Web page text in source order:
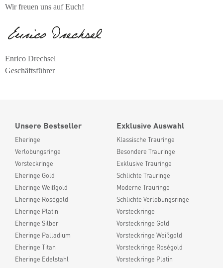
Wir freuen uns auf Euch!
Enrico Drechsel
Geschäftsführer
Unsere Bestseller
Eheringe
Verlobungsringe
Vorsteckringe
Eheringe Gold
Eheringe Weißgold
Eheringe Roségold
Eheringe Platin
Eheringe Silber
Eheringe Palladium
Eheringe Titan
Eheringe Edelstahl
Exklusive Auswahl
Klassische Trauringe
Besondere Trauringe
Exklusive Trauringe
Schlichte Trauringe
Moderne Trauringe
Schlichte Verlobungsringe
Vorsteckringe
Vorsteckringe Gold
Vorsteckringe Weißgold
Vorsteckringe Roségold
Vorsteckringe Platin